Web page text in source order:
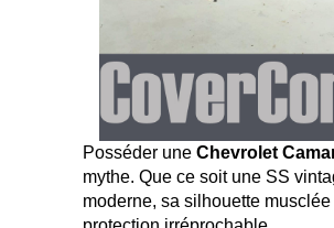
Posséder une Chevrolet
mythe. Que ce soit une SS
moderne, sa silhouette